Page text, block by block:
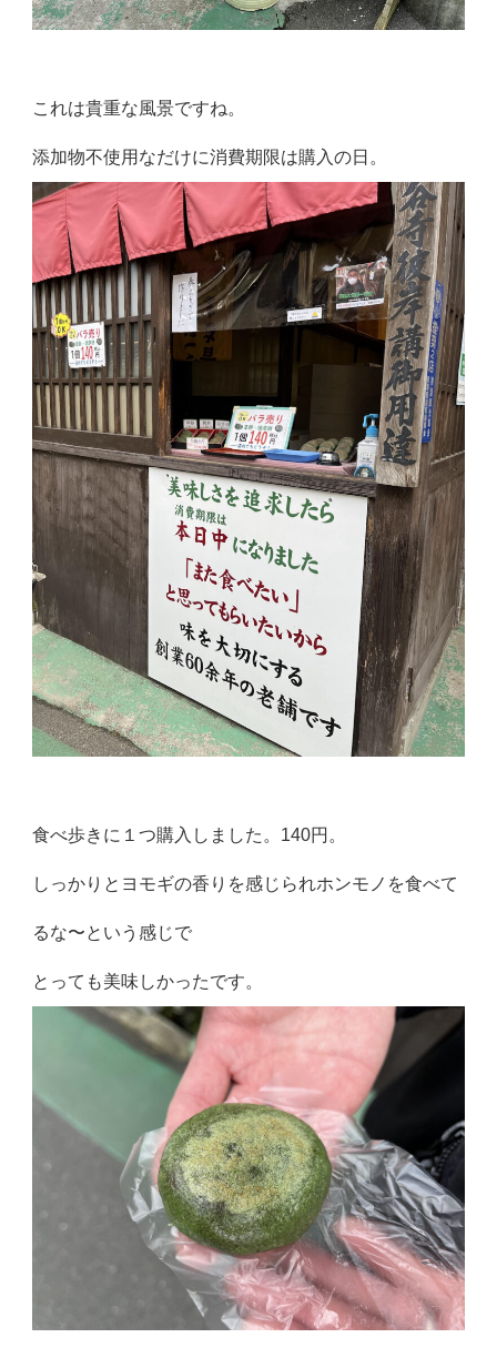
これは貴重な風景ですね。
添加物不使用なだけに消費期限は購入の日。
食べ歩きに１つ購入しました。140円。
しっかりとヨモギの香りを感じられホンモノを食べて
るな〜という感じで
とっても美味しかったです。